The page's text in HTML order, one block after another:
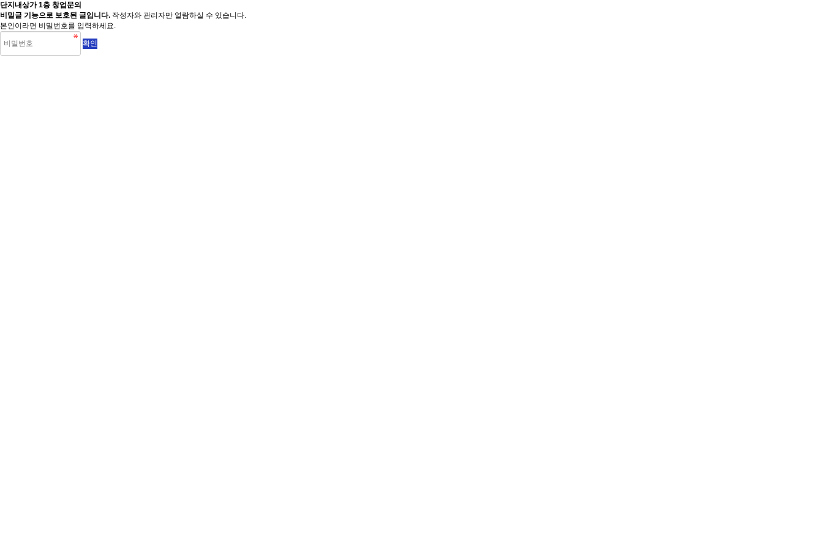
단지내상가 1층 창업문의
비밀글 기능으로 보호된 글입니다. 작성자와 관리자만 열람하실 수 있습니다.
본인이라면 비밀번호를 입력하세요.